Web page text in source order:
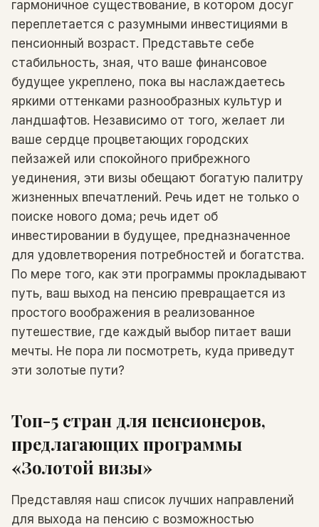
гармоничное существование, в котором досуг
переплетается с разумными инвестициями в
пенсионный возраст. Представьте себе
стабильность, зная, что ваше финансовое
будущее укреплено, пока вы наслаждаетесь
яркими оттенками разнообразных культур и
ландшафтов. Независимо от того, желает ли
ваше сердце процветающих городских
пейзажей или спокойного прибрежного
уединения, эти визы обещают богатую палитру
жизненных впечатлений. Речь идет не только о
поиске нового дома; речь идет об
инвестировании в будущее, предназначенное
для удовлетворения потребностей и богатства.
По мере того, как эти программы прокладывают
путь, ваш выход на пенсию превращается из
простого воображения в реализованное
путешествие, где каждый выбор питает ваши
мечты. Не пора ли посмотреть, куда приведут
эти золотые пути?
Топ-5 стран для пенсионеров,
предлагающих программы
«Золотой визы»
Представляя наш список лучших направлений
для выхода на пенсию с возможностью